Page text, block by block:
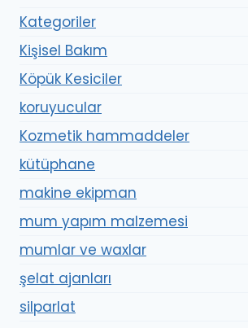
Kategoriler
Kişisel Bakım
Köpük Kesiciler
koruyucular
Kozmetik hammaddeler
kütüphane
makine ekipman
mum yapım malzemesi
mumlar ve waxlar
şelat ajanları
silparlat